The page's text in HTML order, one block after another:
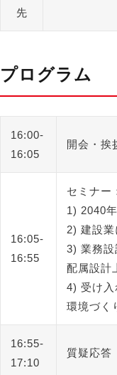
先
プログラム
16:00-
16:05
開会・挨
16:05-
16:55
セミナー
1) 2040
2) 建設
3) 業務設
配属設計
4) 受け入
環境づく
16:55-
17:10
質疑応答